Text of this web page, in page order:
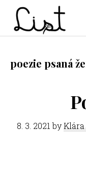
Skip
content
Skip
LIST
časopis
poezie psaná
8. 3. 2021 byKlára